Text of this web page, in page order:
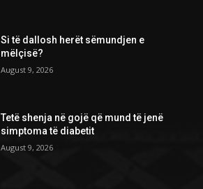
Si të dallosh herët sëmundjen e
mëlçisë?
August 9, 2026
Tetë shenja në gojë që mund të jenë
simptoma të diabetit
August 9, 2026